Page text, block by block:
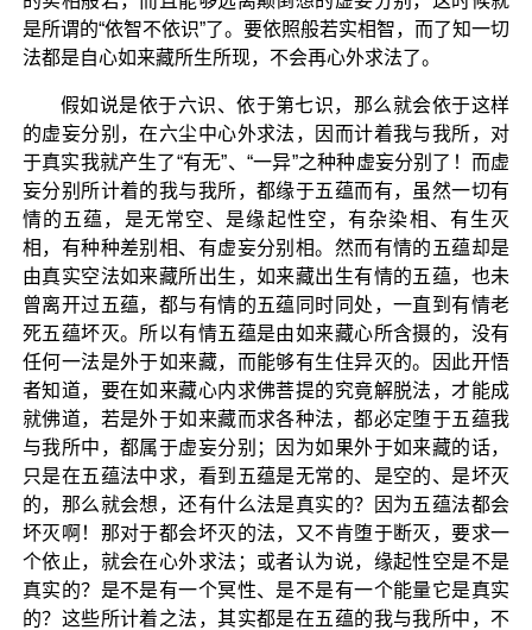
是所谓的“依智不依识”了。要依照般若实相智，而了知一切
法都是自心如来藏所生所现，不会再心外求法了。
假如说是依于六识、依于第七识，那么就会依于这样
的虚妄分别，在六尘中心外求法，因而计着我与我所，对
于真实我就产生了“有无”、“一异”之种种虚妄分别了！而虚
妄分别所计着的我与我所，都缘于五蕴而有，虽然一切有
情的五蕴，是无常空、是缘起性空，有杂染相、有生灭
相，有种种差别相、有虚妄分别相。然而有情的五蕴却是
由真实空法如来藏所出生，如来藏出生有情的五蕴，也未
曾离开过五蕴，都与有情的五蕴同时同处，一直到有情老
死五蕴坏灭。所以有情五蕴是由如来藏心所含摄的，没有
任何一法是外于如来藏，而能够有生住异灭的。因此开悟
者知道，要在如来藏心内求佛菩提的究竟解脱法，才能成
就佛道，若是外于如来藏而求各种法，都必定堕于五蕴我
与我所中，都属于虚妄分别；因为如果外于如来藏的话，
只是在五蕴法中求，看到五蕴是无常的、是空的、是坏灭
的，那么就会想，还有什么法是真实的？因为五蕴法都会
坏灭啊！那对于都会坏灭的法，又不肯堕于断灭，要求一
个依止，就会在心外求法；或者认为说，缘起性空是不是
真实的？是不是有一个冥性、是不是有一个能量它是真实
的？这些所计着之法，其实都是在五蕴的我与我所中，不